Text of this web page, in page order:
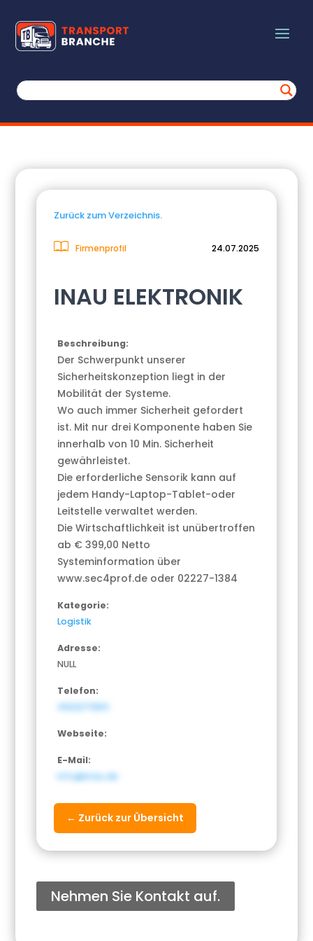
Zurück zum Verzeichnis.
Firmenprofil 24.07.2025
INAU ELEKTRONIK
Beschreibung:
Der Schwerpunkt unserer
Sicherheitskonzeption liegt in der
Mobilität der Systeme.
Wo auch immer Sicherheit gefordert
ist. Mit nur drei Komponente haben Sie
innerhalb von 10 Min. Sicherheit
gewährleistet.
Die erforderliche Sensorik kann auf
jedem Handy-Laptop-Tablet-oder
Leitstelle verwaltet werden.
Die Wirtschaftlichkeit ist unübertroffen
ab € 399,00 Netto
Systeminformation über
www.sec4prof.de oder 02227-1384
Kategorie:
Logistik
Adresse:
NULL
Telefon:
4922271384
Webseite:
E-Mail:
info@inau.de
← Zurück zur Übersicht
Nehmen Sie Kontakt auf.